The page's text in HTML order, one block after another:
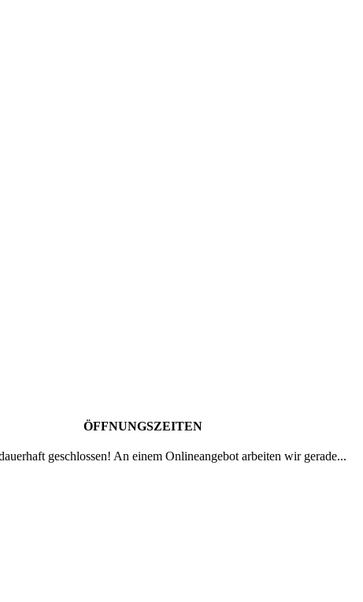
ÖFFNUNGSZEITEN
geschlossen! An einem Onlineangebot arbeiten wir gerade...